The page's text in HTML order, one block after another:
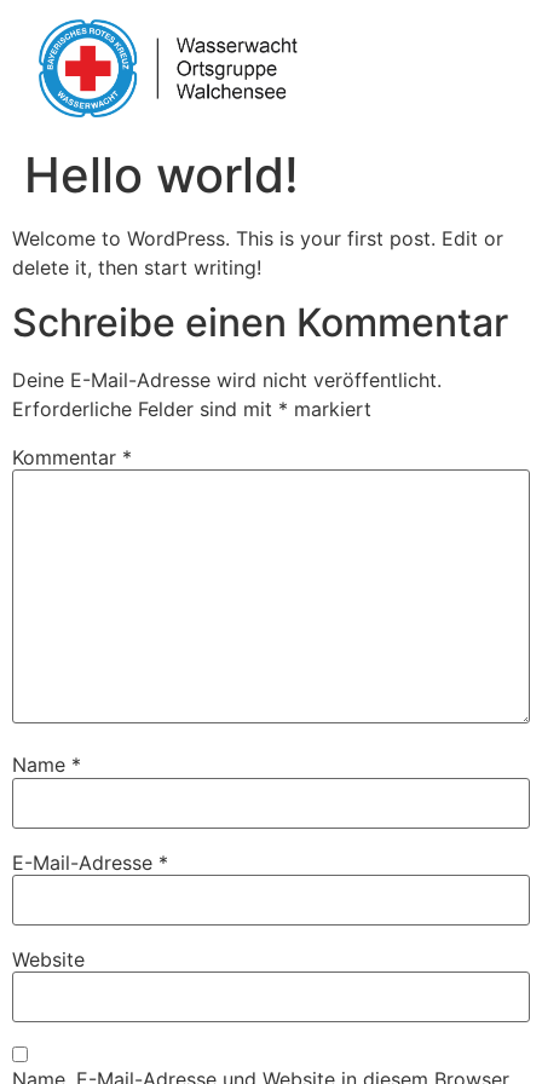
Hello world!
Welcome to WordPress. This is your first post. Edit or
delete it, then start writing!
Schreibe einen Kommentar
Deine E-Mail-Adresse wird nicht veröffentlicht.
Erforderliche Felder sind mit * markiert
Kommentar *
Name *
E-Mail-Adresse *
Website
Name, E-Mail-Adresse und Website in diesem Browser